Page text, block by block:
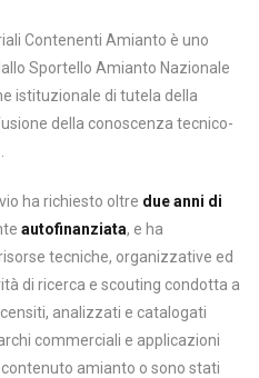
Contenenti Amianto è uno
Sportello Amianto Nazionale
istituzionale di tutela della
della conoscenza tecnico-
ha richiesto oltre due anni di
autofinanziata, e ha
tecniche, organizzative ed
di ricerca e scouting condotta a
analizzati e catalogati
commerciali e applicazioni
amianto o sono stati